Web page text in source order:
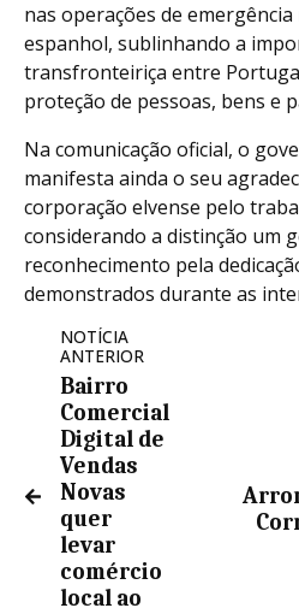
nas operações de
espanhol, sublinhando a
transfronteiriça entre
proteção de pessoas, bens e
Na comunicação oficial, o
manifesta ainda o seu
corporação elvense pelo
considerando a distinção um
reconhecimento pela
demonstrados durante as
NOTÍCIA
ANTERIOR
Bairro
Comercial
Digital de
Vendas
Novas
quer
levar
comércio
local ao